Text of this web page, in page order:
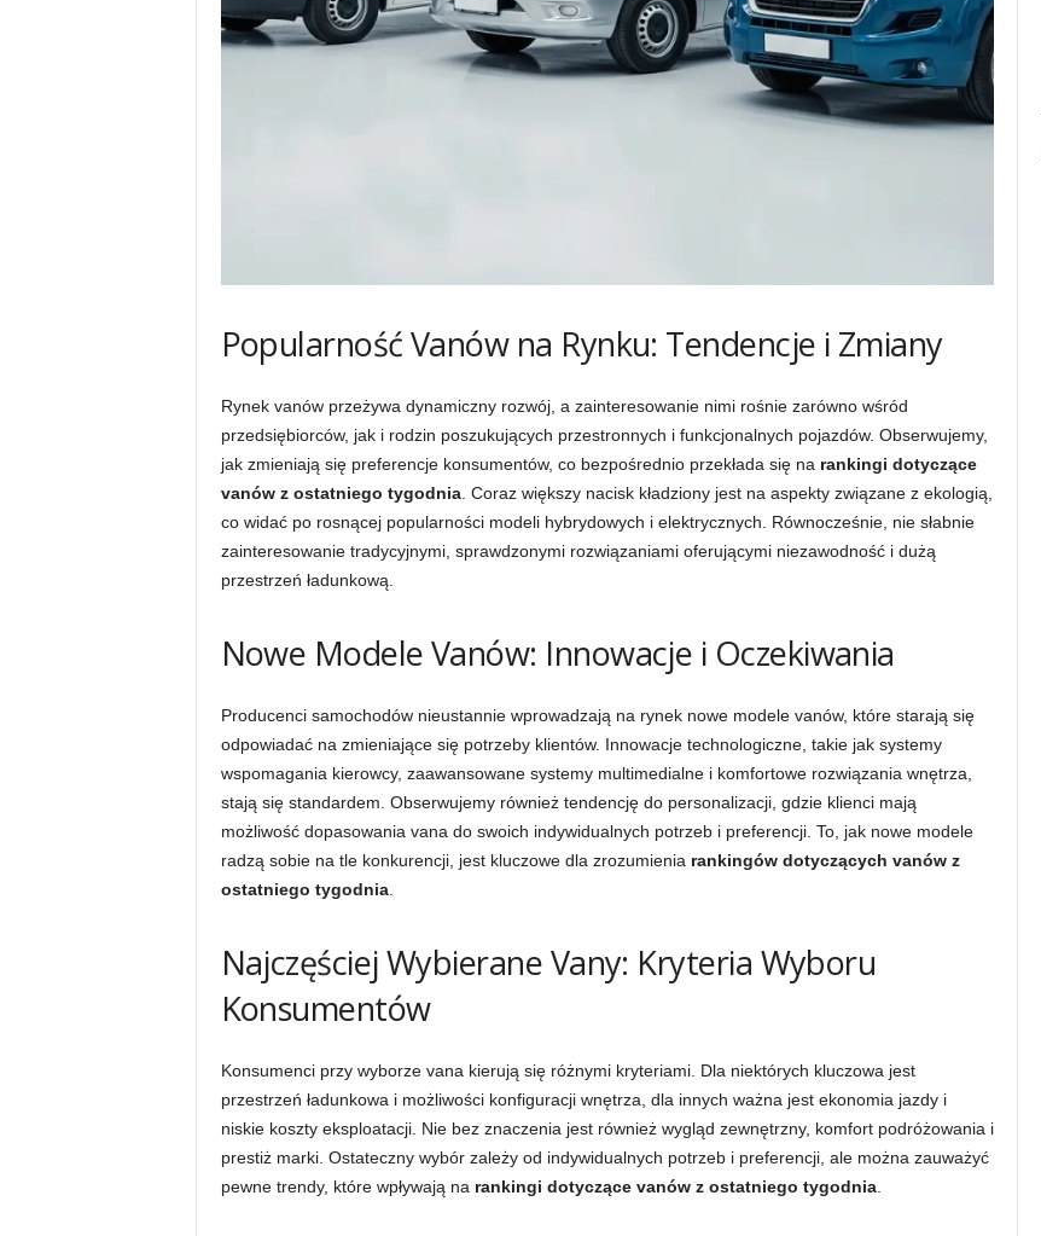
Popularność Vanów na Rynku: Tendencje i Zmiany
Rynek vanów przeżywa dynamiczny rozwój, a zainteresowanie nimi rośnie zarówno wśród
przedsiębiorców, jak i rodzin poszukujących przestronnych i funkcjonalnych pojazdów. Obserwujemy,
jak zmieniają się preferencje konsumentów, co bezpośrednio przekłada się na rankingi dotyczące
vanów z ostatniego tygodnia. Coraz większy nacisk kładziony jest na aspekty związane z ekologią,
co widać po rosnącej popularności modeli hybrydowych i elektrycznych. Równocześnie, nie słabnie
zainteresowanie tradycyjnymi, sprawdzonymi rozwiązaniami oferującymi niezawodność i dużą
przestrzeń ładunkową.
Nowe Modele Vanów: Innowacje i Oczekiwania
Producenci samochodów nieustannie wprowadzają na rynek nowe modele vanów, które starają się
odpowiadać na zmieniające się potrzeby klientów. Innowacje technologiczne, takie jak systemy
wspomagania kierowcy, zaawansowane systemy multimedialne i komfortowe rozwiązania wnętrza,
stają się standardem. Obserwujemy również tendencję do personalizacji, gdzie klienci mają
możliwość dopasowania vana do swoich indywidualnych potrzeb i preferencji. To, jak nowe modele
radzą sobie na tle konkurencji, jest kluczowe dla zrozumienia rankingów dotyczących vanów z
ostatniego tygodnia.
Najczęściej Wybierane Vany: Kryteria Wyboru
Konsumentów
Konsumenci przy wyborze vana kierują się różnymi kryteriami. Dla niektórych kluczowa jest
przestrzeń ładunkowa i możliwości konfiguracji wnętrza, dla innych ważna jest ekonomia jazdy i
niskie koszty eksploatacji. Nie bez znaczenia jest również wygląd zewnętrzny, komfort podróżowania i
prestiż marki. Ostateczny wybór zależy od indywidualnych potrzeb i preferencji, ale można zauważyć
pewne trendy, które wpływają na rankingi dotyczące vanów z ostatniego tygodnia.